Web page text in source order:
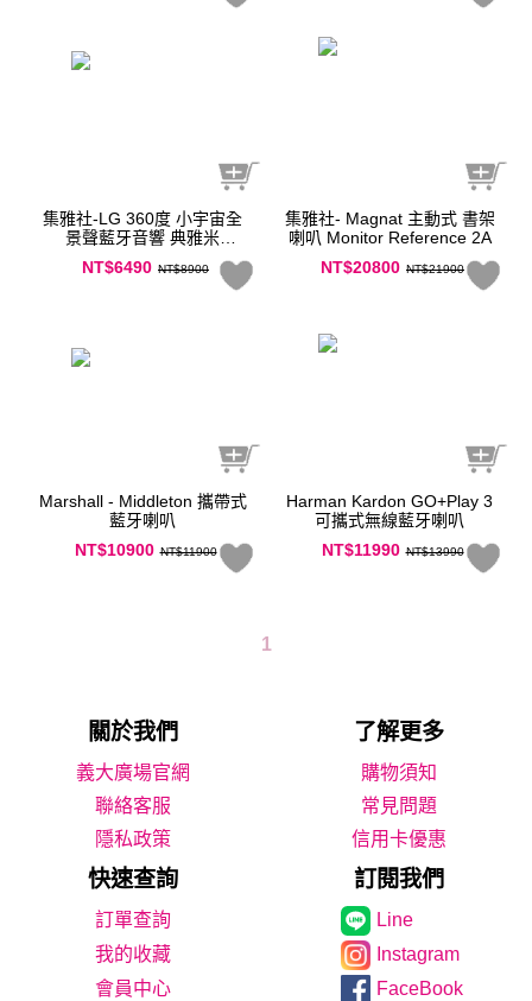
集雅社-LG 360度 小宇宙全
景聲藍牙音響 典雅米
XO3QBE
NT$6490 NT$8900
集雅社- Magnat 主動式 書架
喇叭 Monitor Reference 2A
NT$20800 NT$21900
Marshall - Middleton 攜帶式
藍牙喇叭
NT$10900 NT$11900
Harman Kardon GO+Play 3
可攜式無線藍牙喇叭
NT$11990 NT$13990
1
關於我們 了解更多
義大廣場官網
購物須知
聯絡客服
常見問題
隱私政策
信用卡優惠
快速查詢 訂閱我們
Line
我的收藏
Instagram
會員中心
FaceBook